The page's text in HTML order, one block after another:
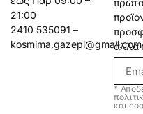
21:00
2410 535091 –
kosmima.gazepi@gmail.com
άλλα
*
και